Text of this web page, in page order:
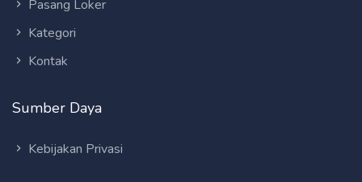
Pasang Loker
Kategori
Kontak
Sumber Daya
Kebijakan Privasi